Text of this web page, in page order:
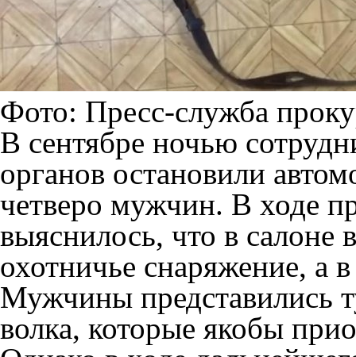
Фото: Пресс-служба
В сентябре ночью
органов остановили
четверо мужчин. В ходе
выяснилось, что в салоне
охотничье снаряжение, а
Мужчины представились
волка, которые якобы